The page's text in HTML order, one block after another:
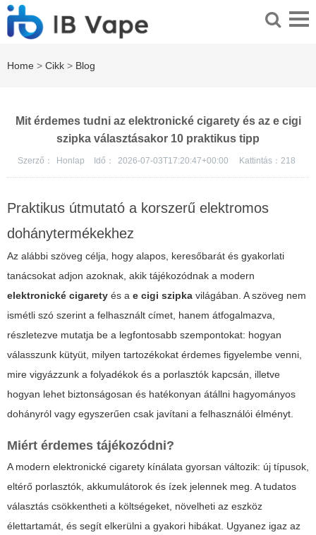
Home > Cikk > Blog
Mit érdemes tudni az elektronické cigarety és az e cigi
szipka választásakor 10 praktikus tipp
Szerző： Honlap Idő： 2026-07-03T17:20:47+00:00 Kattintás： 218
Praktikus útmutató a korszerű elektromos
dohánytermékekhez
Az alábbi szöveg célja, hogy alapos, keresőbarát és gyakorlati
tanácsokat adjon azoknak, akik tájékozódnak a modern
elektronické cigarety és a e cigi szipka világában. A szöveg nem
ismétli szó szerint a felhasznált címet, hanem átfogalmazva,
részletezve mutatja be a legfontosabb szempontokat: hogyan
válasszunk kütyüt, milyen tartozékokat érdemes figyelembe venni,
mire vigyázzunk a folyadékok és a porlasztók kapcsán, illetve
hogyan lehet biztonságosan és hatékonyan átállni hagyományos
dohányról vagy egyszerűen csak javítani a felhasználói élményt.
Miért érdemes tájékozódni?
A modern elektronické cigarety kínálata gyorsan változik: új típusok,
eltérő porlasztók, akkumulátorok és ízek jelennek meg. A tudatos
választás csökkentheti a költségeket, növelheti az eszköz
élettartamát, és segít elkerülni a gyakori hibákat. Ugyanez igaz az